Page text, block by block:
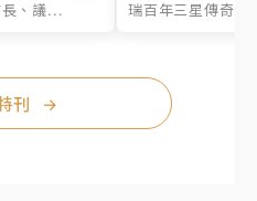
、議...
瑞百年三星傳奇、
刊 →